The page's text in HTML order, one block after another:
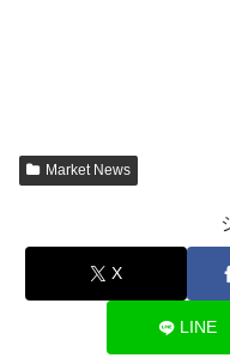
Market News
X
LINE